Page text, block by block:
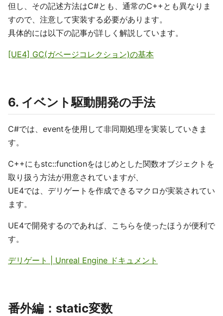
但し、その記述方法はC#とも、通常のC++とも異なりま
すので、注意して実装する必要があります。
具体的には以下の記事が詳しく解説しています。
[UE4] GC(ガベージコレクション)の基本
6. イベント駆動開発の手法
C#では、eventを使用して非同期処理を実装していきま
す。
C++にもstc::functionをはじめとした関数オブジェクトを
取り扱う方法が用意されていますが、
UE4では、デリゲートを作成できるマクロが実装されてい
ます。
UE4で開発するのであれば、こちらを使ったほうが便利で
す。
デリゲート | Unreal Engine ドキュメント
番外編：static変数